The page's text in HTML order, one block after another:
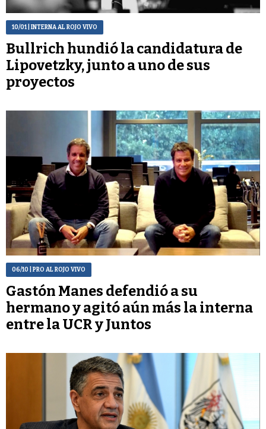
10/01| INTERNA AL ROJO VIVO
Bullrich hundió la candidatura de
Lipovetzky, junto a uno de sus
proyectos
06/10 | PRO AL ROJO VIVO
Gastón Manes defendió a su
hermano y agitó aún más la interna
entre la UCR y Juntos